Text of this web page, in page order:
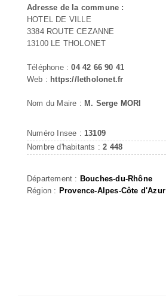
Adresse de la commune :
HOTEL DE VILLE
3384 ROUTE CEZANNE
13100 LE THOLONET
Téléphone :04 42 66 90 41
Web : https://letholonet.fr
Nom du Maire : M. Serge MORI
Numéro Insee : 13109
Nombre d'habitants :2 448
Département : Bouches-du-Rhône
Région : Provence-Alpes-Côte d'Azur